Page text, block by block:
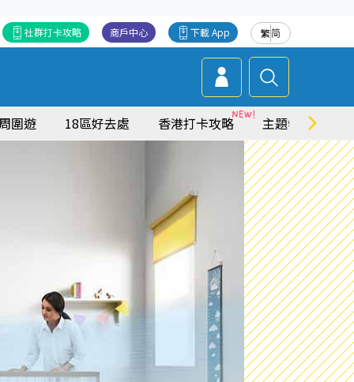
繁简
下載 App
商戶中心
社群打卡攻略
圍遊 18區好去處 香港打卡攻略 主題特集